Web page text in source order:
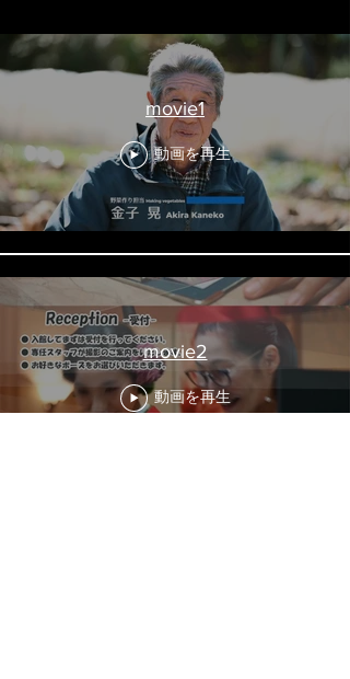
movie1
動画を再生
movie2
動画を再生